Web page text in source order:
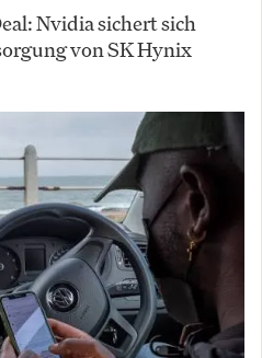
Nvidia sichert sich
von SK Hynix